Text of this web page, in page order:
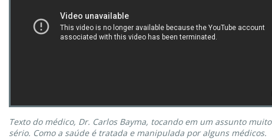
Texto do médico, Dr. Carlos Bayma, tocando em um assunto muito
sério. Como a saúde é tratada e manipulada por alguns médicos.